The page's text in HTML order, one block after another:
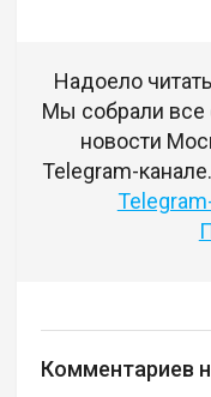
Надоело
Мы собрали
новости
Telegram-
Комментариев